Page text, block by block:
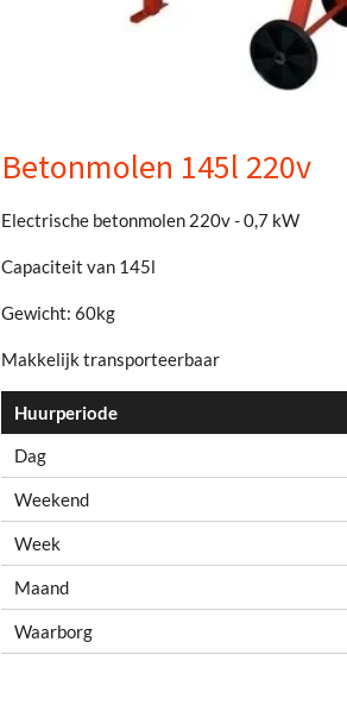
Betonmolen 145l 220v
Electrische betonmolen 220v- 0,7 kW
Capaciteit van 145l
Gewicht: 60kg
Makkelijk transporteerbaar
Huurperiode
Dag
Weekend
Week
Maand
Waarborg